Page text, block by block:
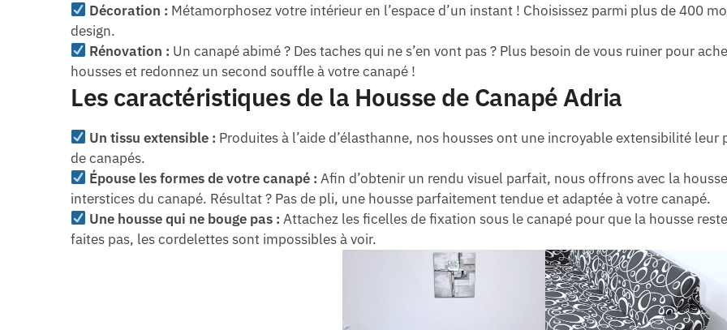
Décoration : Métamorphosez votre intérieur en l’espace d’un instant ! Choisissez parmi plus de 400
design.
Rénovation : Un canapé abimé ? Des taches qui ne s’en vont pas ? Plus besoin de vous ruiner pour
housses et redonnez un second souffle à votre canapé !
Les caractéristiques de la Housse de Canapé Adria
Un tissu extensible : Produites à l’aide d’élasthanne, nos housses ont une incroyable extensibilité
de canapés.
Épouse les formes de votre canapé : Afin d’obtenir un rendu visuel parfait, nous offrons avec la
interstices du canapé. Résultat ? Pas de pli, une housse parfaitement tendue et adaptée à votre canapé.
Une housse qui ne bouge pas : Attachez les ficelles de fixation sous le canapé pour que la housse
faites pas, les cordelettes sont impossibles à voir.